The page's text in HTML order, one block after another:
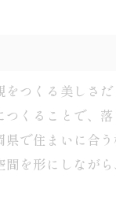
つくる美しさ
くることで、
県で住まいに合
間を形にしなが